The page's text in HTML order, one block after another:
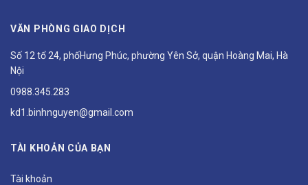
VĂN PHÒNG GIAO DỊCH
Số 12 tổ 24, phốHưng Phúc, phường Yên Sở, quận Hoàng Mai, Hà
Nội
0988.345.283
kd1.binhnguyen@gmail.com
TÀI KHOẢN CỦA BẠN
Tài khoản